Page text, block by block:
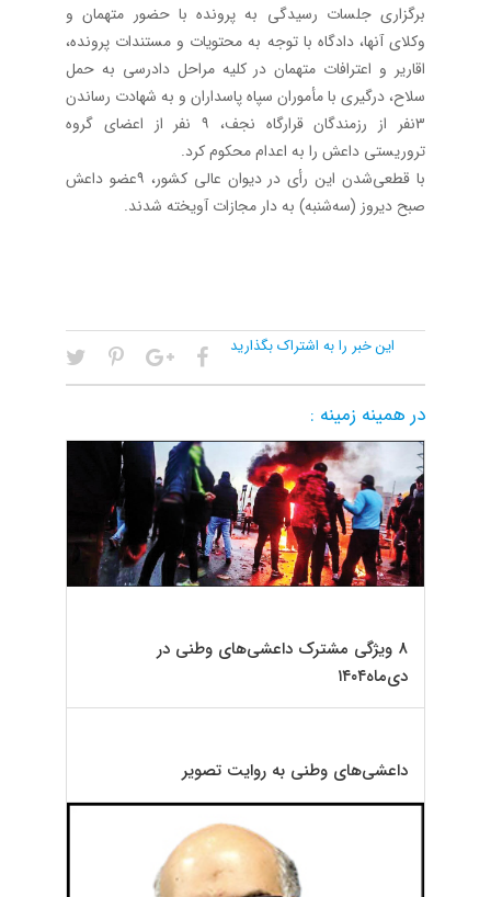
برگزاری جلسات رسیدگی به پرونده با حضور متهمان و
وکلای آنها، دادگاه با توجه به محتویات و مستندات پرونده،
اقاریر و اعترافات متهمان در کلیه مراحل دادرسی به حمل
سلاح، درگیری با مأموران سپاه پاسداران و به شهادت رساندن
3نفر از رزمندگان قرارگاه نجف، ۹ نفر از اعضای گروه
تروریستی داعش را به اعدام محکوم کرد.
با قطعی‌شدن این رأی در دیوان عالی کشور، ۹عضو داعش
صبح دیروز (سه‌شنبه) به دار مجازات آویخته شدند.
این خبر را به اشتراک بگذارید
در همینه زمینه :
8 ویژگی مشترک داعشی‌های وطنی در
دی‌ماه۱۴۰۴
داعشی‌های وطنی به روایت تصویر